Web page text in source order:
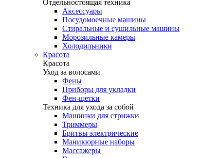
Отдельностоящая техника
Аксессуары
Посудомоечные машины
Стиральные и сушильные машины
Морозильные камеры
Холодильники
Красота
Красота
Уход за волосами
Фены
Приборы для укладки
Фен-щетки
Техника для ухода за собой
Машинки для стрижки
Триммеры
Бритвы электрические
Маникюрные наборы
Массажеры